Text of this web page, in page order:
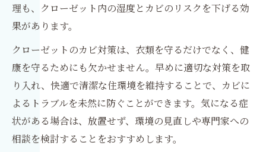
理も、クローゼット内の湿度とカビのリスクを下げる効
果があります。
クローゼットのカビ対策は、衣類を守るだけでなく、健
康を守るためにも欠かせません。早めに適切な対策を取
り入れ、快適で清潔な住環境を維持することで、カビに
よるトラブルを未然に防ぐことができます。気になる症
状がある場合は、放置せず、環境の見直しや専門家への
相談を検討することをおすすめします。